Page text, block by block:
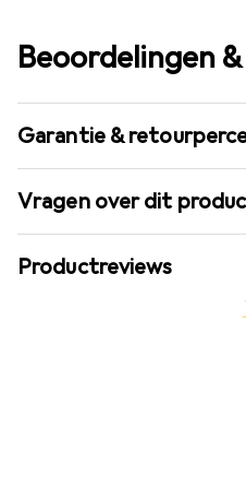
Beoordelingen
Garantie &
Vragen over dit
Productreviews